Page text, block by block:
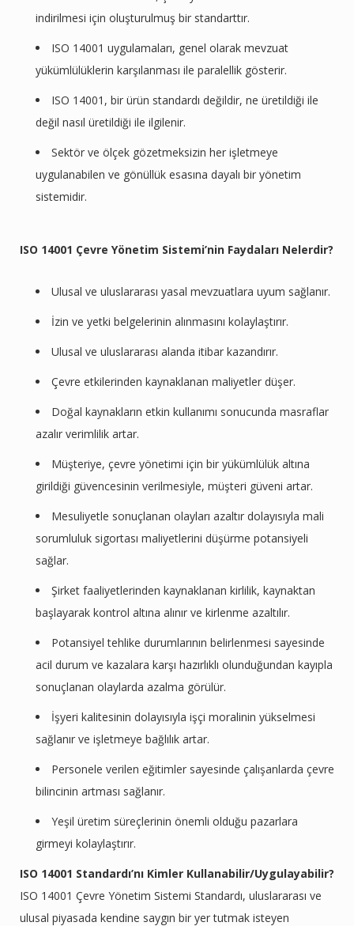
indirilmesi için oluşturulmuş bir standarttır.
ISO 14001 uygulamaları, genel olarak mevzuat
yükümlülüklerin karşılanması ile paralellik gösterir.
ISO 14001, bir ürün standardı değildir, ne üretildiği ile
değil nasıl üretildiği ile ilgilenir.
Sektör ve ölçek gözetmeksizin her işletmeye
uygulanabilen ve gönüllük esasına dayalı bir yönetim
sistemidir.
ISO 14001 Çevre Yönetim Sistemi’nin Faydaları Nelerdir?
Ulusal ve uluslararası yasal mevzuatlara uyum sağlanır.
İzin ve yetki belgelerinin alınmasını kolaylaştırır.
Ulusal ve uluslararası alanda itibar kazandırır.
Çevre etkilerinden kaynaklanan maliyetler düşer.
Doğal kaynakların etkin kullanımı sonucunda masraflar
azalır verimlilik artar.
Müşteriye, çevre yönetimi için bir yükümlülük altına
girildiği güvencesinin verilmesiyle, müşteri güveni artar.
Mesuliyetle sonuçlanan olayları azaltır dolayısıyla mali
sorumluluk sigortası maliyetlerini düşürme potansiyeli
sağlar.
Şirket faaliyetlerinden kaynaklanan kirlilik, kaynaktan
başlayarak kontrol altına alınır ve kirlenme azaltılır.
Potansiyel tehlike durumlarının belirlenmesi sayesinde
acil durum ve kazalara karşı hazırlıklı olunduğundan kayıpla
sonuçlanan olaylarda azalma görülür.
İşyeri kalitesinin dolayısıyla işçi moralinin yükselmesi
sağlanır ve işletmeye bağlılık artar.
Personele verilen eğitimler sayesinde çalışanlarda çevre
bilincinin artması sağlanır.
Yeşil üretim süreçlerinin önemli olduğu pazarlara
girmeyi kolaylaştırır.
ISO 14001 Standardı’nı Kimler Kullanabilir/Uygulayabilir?
ISO 14001 Çevre Yönetim Sistemi Standardı, uluslararası ve
ulusal piyasada kendine saygın bir yer tutmak isteyen